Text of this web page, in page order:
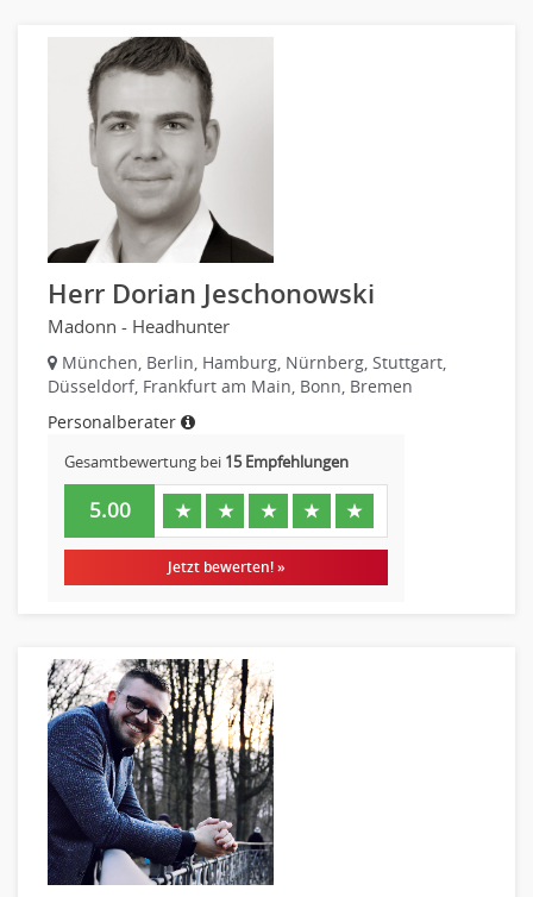
Anästhesie und Intensivpflege
Ergotherapie
Gesundheits- und Kinderkrankenpflege
Gesundheits- und Krankenpflege
Hebamme, Entbindungshelfer
Heilerziehungspfleger
Logopädie
Strahlentherapie
Innendienst, Sachbearbeitung
Kundenservice
Vertrieb & Verkauf Leitung, Teamleitung
Verkauf (Handel)
Herr Dorian Jeschonowski
Madonn - Headhunter
München, Berlin, Hamburg, Nürnberg, Stuttgart,
Düsseldorf, Frankfurt am Main, Bonn, Bremen
Personalberater
Gesamtbewertung bei 15 Empfehlungen
5.00 ★ ★ ★ ★ ★
Jetzt bewerten! »